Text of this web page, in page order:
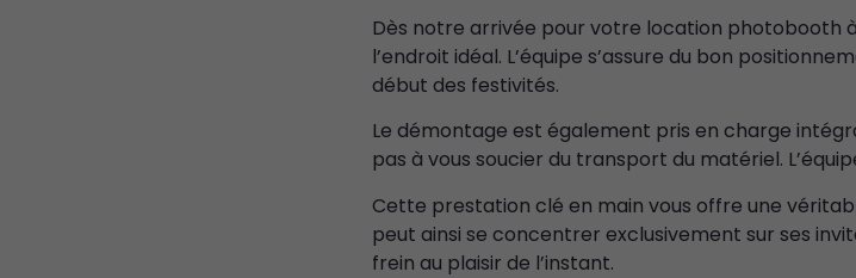
Dès notre arrivée pour votre location photobooth
l’endroit idéal. L’équipe s’assure du bon
début des festivités.
Le démontage est également pris en charge
pas à vous soucier du transport du matériel.
Cette prestation clé en main vous offre une
peut ainsi se concentrer exclusivement sur ses
frein au plaisir de l’instant.